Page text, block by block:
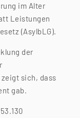
im Alter
Leistungen
(AsylbLG).
der
sich, dass
gab.